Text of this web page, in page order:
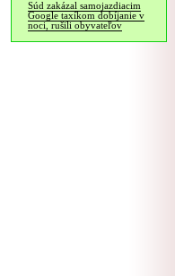
Súd zakázal samojazdiacim
Google taxíkom dobíjanie v
noci, rušili obyvateľov